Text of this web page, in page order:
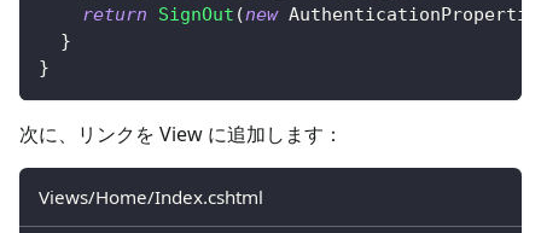
return
SignOut (new
}
}
次に、リンクを View に追加します：
Views/Home/Index.cshtml